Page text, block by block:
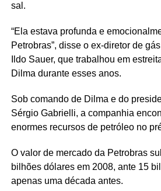
sal.
“Ela estava profunda e
Petrobras”, disse o ex-diretor de
Ildo Sauer, que trabalhou em
Dilma durante esses anos.
Sob comando de Dilma e do
Sérgio Gabrielli, a companhia
enormes recursos de petróleo no
O valor de mercado da Petrobras
bilhões dólares em 2008, ante 15
apenas uma década antes.